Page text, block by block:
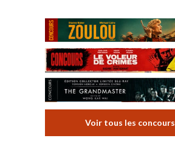
Voir tous les concours